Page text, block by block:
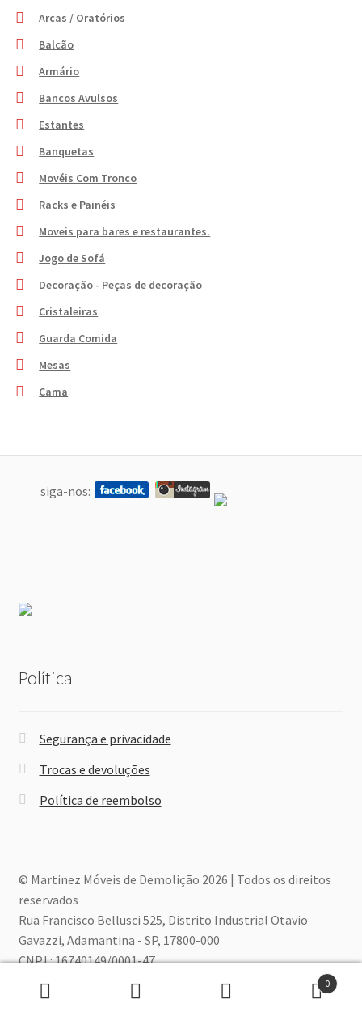
Arcas / Oratórios
Balcão
Armário
Bancos Avulsos
Estantes
Banquetas
Movéis Com Tronco
Racks e Painéis
Moveis para bares e restaurantes.
Jogo de Sofá
Decoração - Peças de decoração
Cristaleiras
Guarda Comida
Mesas
Cama
siga-nos:
Política
Segurança e privacidade
Trocas e devoluções
Política de reembolso
© Martinez Móveis de Demolição 2026 | Todos os direitos
reservados
Pesquisar
Pesquisar
0
Rua Francisco Bellusci 525, Distrito Industrial Otavio
Gavazzi, Adamantina - SP, 17800-000
CNPJ.: 16740149/0001-47